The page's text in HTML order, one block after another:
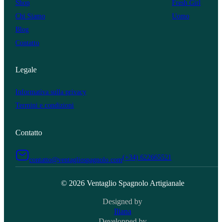
Shop
Chi Siamo
Blog
Contatto
Fresh Girl
Uomo
Legale
Informativa sulla privacy
Termini e condizioni
Contatto
contatto@ventagliospagnolo.com(+34) 622665521
© 2026 Ventaglio Spagnolo Artigianale
Designed by
Iliana